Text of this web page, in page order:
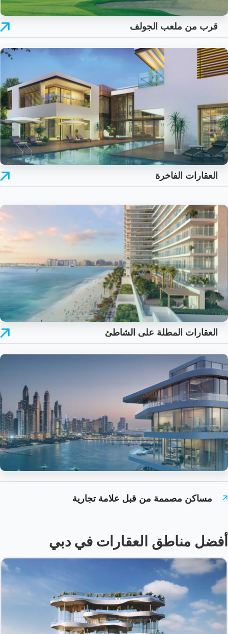
قرب من ملعب الجولف
العقارات الفاخرة
العقارات المطلة على الشاطئ
مساكن مصممة من قبل علامة تجارية
أفضل مناطق العقارات في دبي